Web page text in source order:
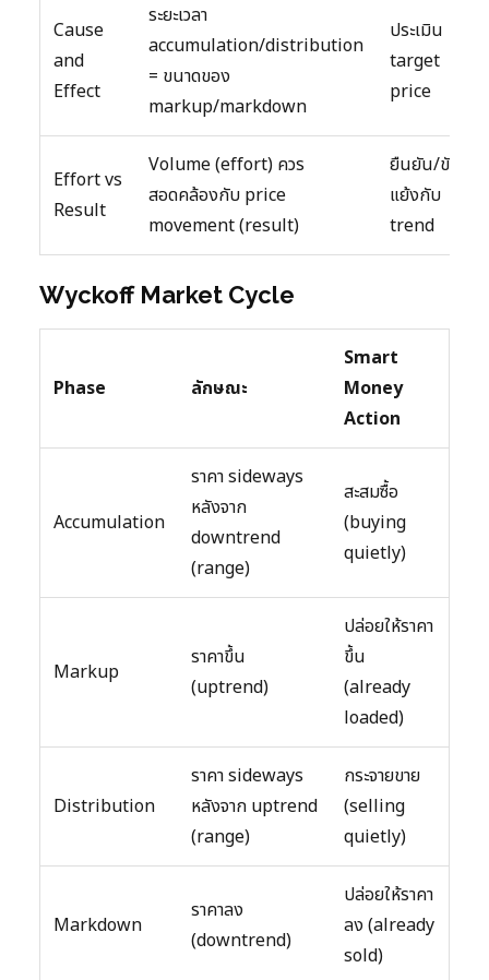
Cause
and
Effect
ระยะเวลา
accumulation/distribution
= ขนาดของ
markup/markdown
ประเมิน
target
price
Effort vs
Result
Volume (effort) ควร
สอดคล้องกับ price
movement (result)
ยืนยัน/ขัด
แย้งกับ
trend
Wyckoff Market Cycle
Phase ลักษณะ
Smart
Money
Action
Accumulation
ราคา sideways
หลังจาก
downtrend
(range)
สะสมซื้อ
(buying
quietly)
Markup
ราคาขึ้น
(uptrend)
ปล่อยให้ราคา
ขึ้น
(already
loaded)
Distribution
ราคา sideways
หลังจาก uptrend
(range)
กระจายขาย
(selling
quietly)
Markdown
ราคาลง
(downtrend)
ปล่อยให้ราคา
ลง (already
sold)